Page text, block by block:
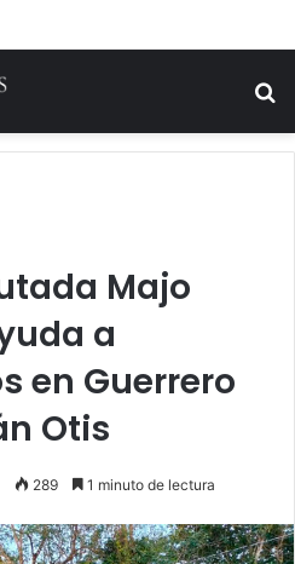
Majo
a
en Guerrero
Otis
289 1 minuto de lectura